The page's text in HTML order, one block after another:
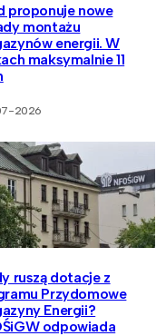
proponuje nowe
montażu
energii. W
maksymalnie 11
2026
ruszą dotacje z
Przydomowe
Energii?
odpowiada